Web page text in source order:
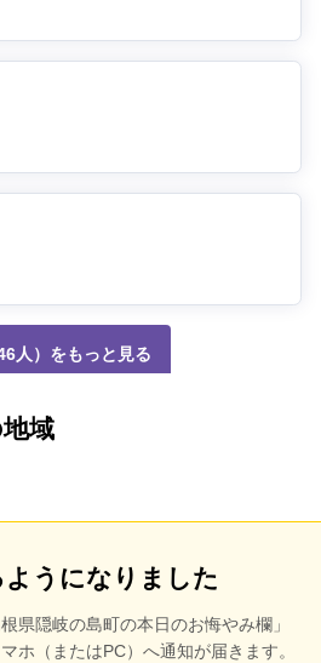
人）をもっと見る
域
うになりました
根県隠岐の島町の本日のお悔やみ欄」
ホ（またはPC）へ通知が届きます。